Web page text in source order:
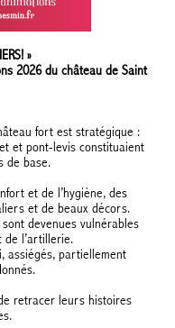
»
2026 du château de Saint
fort est stratégique :
et pont-levis constituaient
de base.
et de l’hygiène, des
et de beaux décors.
devenues vulnérables
de l’artillerie.
assiégés, partiellement
retracer leurs histoires